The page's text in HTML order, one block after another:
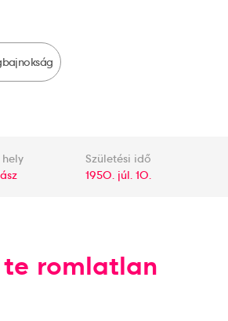
hely
Születési idő
1950. júl. 10.
te romlatlan